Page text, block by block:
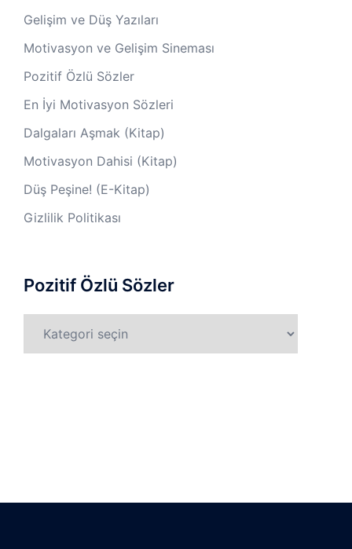
Gelişim ve Düş Yazıları
Motivasyon ve Gelişim Sineması
Pozitif Özlü Sözler
En İyi Motivasyon Sözleri
Dalgaları Aşmak (Kitap)
Motivasyon Dahisi (Kitap)
Düş Peşine! (E-Kitap)
Gizlilik Politikası
Pozitif Özlü Sözler